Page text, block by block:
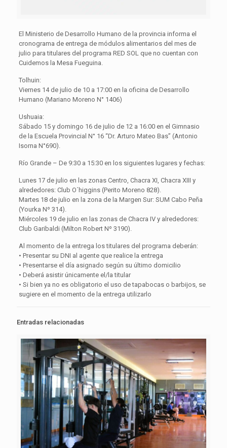
El Ministerio de Desarrollo Humano de la provincia informa el
cronograma de entrega de módulos alimentarios del mes de
julio para titulares del programa RED SOL que no cuentan con
Cuidemos la Mesa Fueguina.
Tolhuin:
Viernes 14 de julio de 10 a 17:00 en la oficina de Desarrollo
Humano (Mariano Moreno N° 1406)
Ushuaia:
Sábado 15 y domingo 16 de julio de 12 a 16:00 en el Gimnasio
de la Escuela Provincial N° 16 “Dr. Arturo Mateo Bas” (Antonio
Isorna N°690).
Río Grande – De 9:30 a 15:30 en los siguientes lugares y fechas:
Lunes 17 de julio en las zonas Centro, Chacra XI, Chacra XIII y
alrededores: Club O´higgins (Perito Moreno 828).
Martes 18 de julio en la zona de la Margen Sur: SUM Cabo Peña
(Yourka Nº 314).
Miércoles 19 de julio en las zonas de Chacra IV y alrededores:
Club Garibaldi (Milton Robert Nº 3190).
Al momento de la entrega los titulares del programa deberán:
• Presentar su DNI al agente que realice la entrega
• Presentarse el día asignado según su último domicilio
• Deberá asistir únicamente el/la titular
• Si bien ya no es obligatorio el uso de tapabocas o barbijos, se
sugiere en el momento de la entrega utilizarlo
Entradas relacionadas